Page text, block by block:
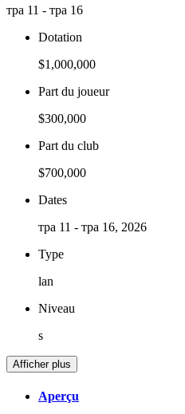
тра 11 - тра 16
Dotation
$1,000,000
Part du joueur
$300,000
Part du club
$700,000
Dates
тра 11 - тра 16, 2026
Type
lan
Niveau
s
Afficher plus
Aperçu